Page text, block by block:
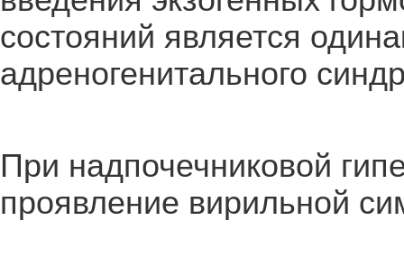
состояний является
адреногенитального
При надпочечниковой
проявление вирильной